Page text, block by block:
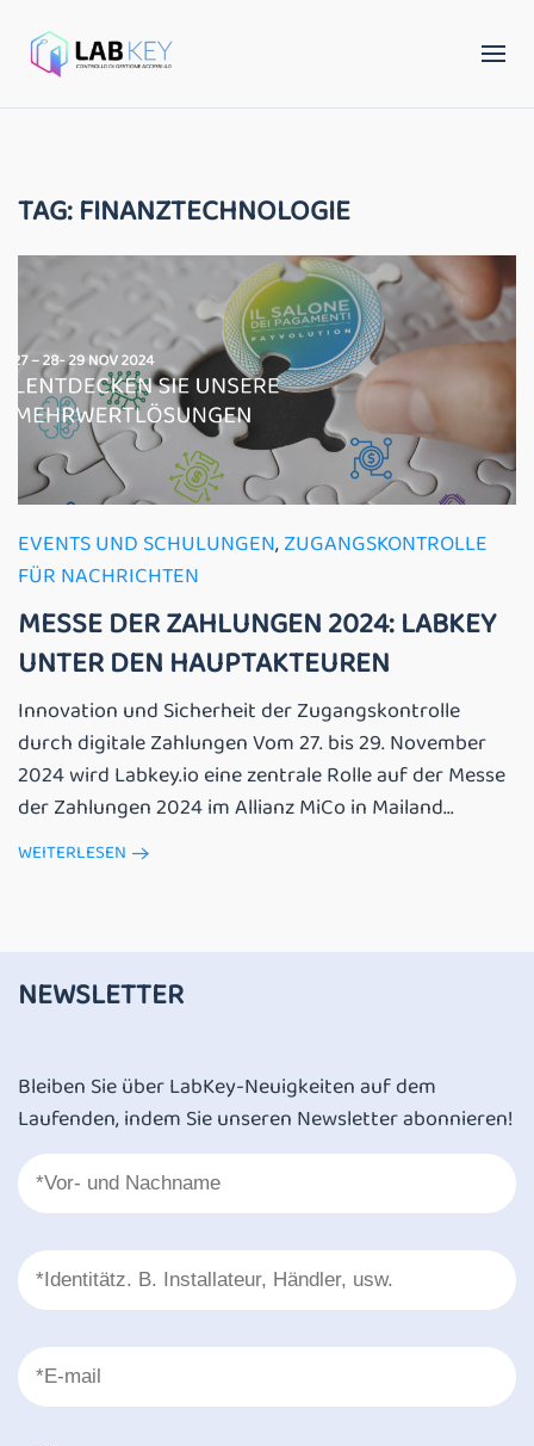
TAG:FINANZTECHNOLOGIE
EVENTS UND SCHULUNGEN,ZUGANGSKONTROLLE
FÜR NACHRICHTEN
MESSE DER ZAHLUNGEN 2024: LABKEY
UNTER DEN HAUPTAKTEUREN
Innovation und Sicherheit der Zugangskontrolle
durch digitale Zahlungen Vom 27. bis 29. November
2024 wird Labkey.io eine zentrale Rolle auf der Messe
der Zahlungen 2024 im Allianz MiCo in Mailand...
WEITERLESEN
NEWSLETTER
Bleiben Sie über LabKey-Neuigkeiten auf dem
Laufenden, indem Sie unseren Newsletter abonnieren!